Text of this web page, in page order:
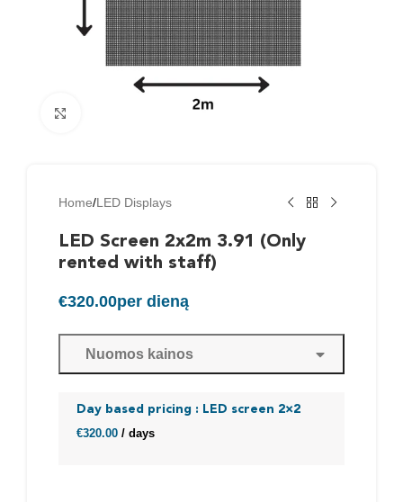
Home/LED Displays
LED Screen 2x2m 3.91 (Only
rented with staff)
€320.00per dieną
Nuomos kainos
Day based pricing : LED screen 2×2
€320.00 / days